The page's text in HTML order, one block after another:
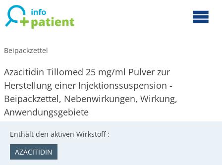
Beipackzettel
Azacitidin Tillomed 25 mg/ml Pulver zur
Herstellung einer Injektionssuspension -
Beipackzettel, Nebenwirkungen, Wirkung,
Anwendungsgebiete
Enthält den aktiven Wirkstoff :
AZACITIDIN